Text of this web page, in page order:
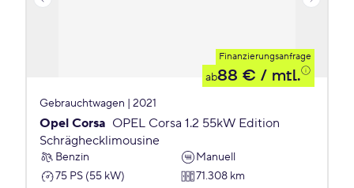
Finanzierungsanfrage
ab88 € / mtl.
Gebrauchtwagen | 2021
Opel Corsa OPEL Corsa 1.2 55kW Edition
Schräghecklimousine
Benzin
Manuell
75 PS (55 kW)
71.308 km